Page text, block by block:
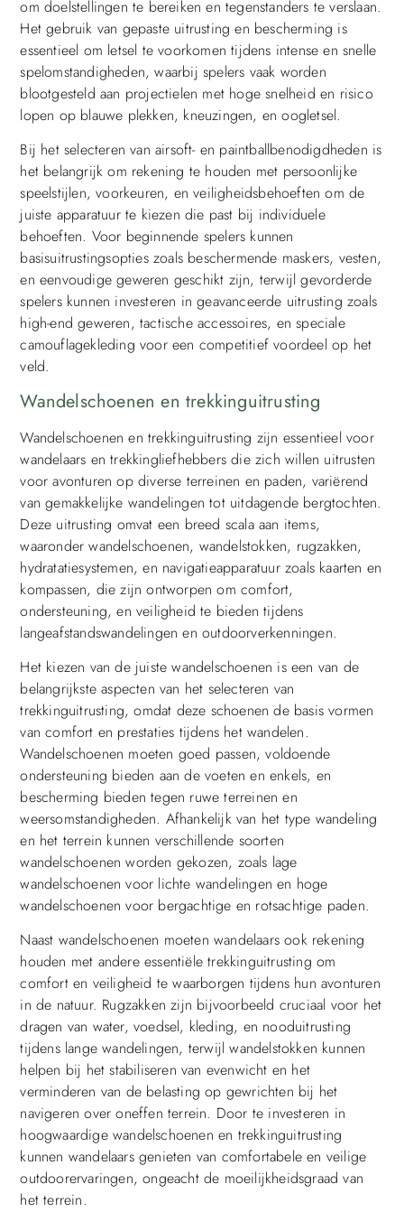
om doelstellingen te bereiken en tegenstanders te verslaan.
Het gebruik van gepaste uitrusting en bescherming is
essentieel om letsel te voorkomen tijdens intense en snelle
spelomstandigheden, waarbij spelers vaak worden
blootgesteld aan projectielen met hoge snelheid en risico
lopen op blauwe plekken, kneuzingen, en oogletsel.
Bij het selecteren van airsoft- en paintballbenodigdheden is
het belangrijk om rekening te houden met persoonlijke
speelstijlen, voorkeuren, en veiligheidsbehoeften om de
juiste apparatuur te kiezen die past bij individuele
behoeften. Voor beginnende spelers kunnen
basisuitrustingsopties zoals beschermende maskers, vesten,
en eenvoudige geweren geschikt zijn, terwijl gevorderde
spelers kunnen investeren in geavanceerde uitrusting zoals
high-end geweren, tactische accessoires, en speciale
camouflagekleding voor een competitief voordeel op het
veld.
Wandelschoenen en trekkinguitrusting
Wandelschoenen en trekkinguitrusting zijn essentieel voor
wandelaars en trekkingliefhebbers die zich willen uitrusten
voor avonturen op diverse terreinen en paden, variërend
van gemakkelijke wandelingen tot uitdagende bergtochten.
Deze uitrusting omvat een breed scala aan items,
waaronder wandelschoenen, wandelstokken, rugzakken,
hydratatiesystemen, en navigatieapparatuur zoals kaarten en
kompassen, die zijn ontworpen om comfort,
ondersteuning, en veiligheid te bieden tijdens
langeafstandswandelingen en outdoorverkenningen.
Het kiezen van de juiste wandelschoenen is een van de
belangrijkste aspecten van het selecteren van
trekkinguitrusting, omdat deze schoenen de basis vormen
van comfort en prestaties tijdens het wandelen.
Wandelschoenen moeten goed passen, voldoende
ondersteuning bieden aan de voeten en enkels, en
bescherming bieden tegen ruwe terreinen en
weersomstandigheden. Afhankelijk van het type wandeling
en het terrein kunnen verschillende soorten
wandelschoenen worden gekozen, zoals lage
wandelschoenen voor lichte wandelingen en hoge
wandelschoenen voor bergachtige en rotsachtige paden.
Naast wandelschoenen moeten wandelaars ook rekening
houden met andere essentiële trekkinguitrusting om
comfort en veiligheid te waarborgen tijdens hun avonturen
in de natuur. Rugzakken zijn bijvoorbeeld cruciaal voor het
dragen van water, voedsel, kleding, en nooduitrusting
tijdens lange wandelingen, terwijl wandelstokken kunnen
helpen bij het stabiliseren van evenwicht en het
verminderen van de belasting op gewrichten bij het
navigeren over oneffen terrein. Door te investeren in
hoogwaardige wandelschoenen en trekkinguitrusting
kunnen wandelaars genieten van comfortabele en veilige
outdoorervaringen, ongeacht de moeilijkheidsgraad van
het terrein.